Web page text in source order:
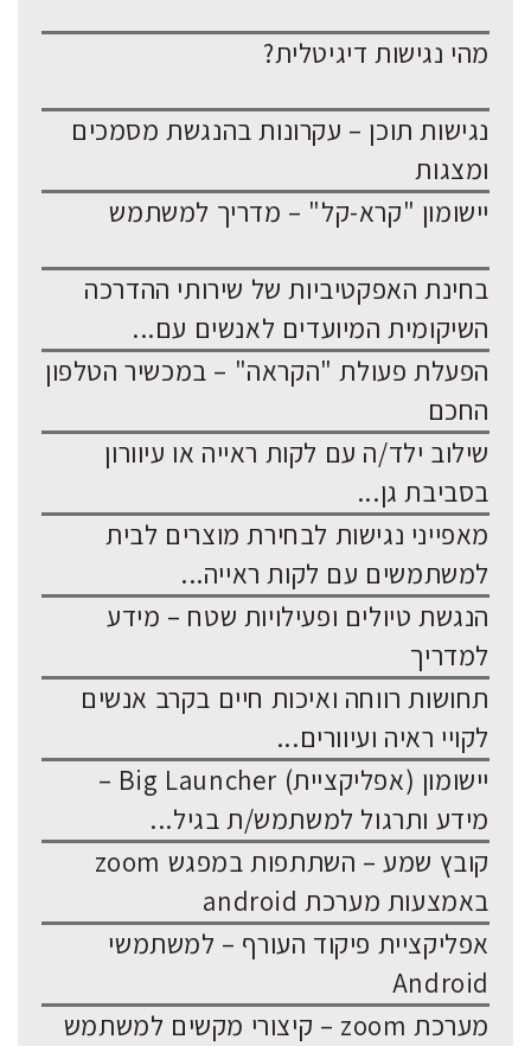
מהי נגישות דיגיטלית?
נגישות תוכן – עקרונות בהנגשת מסמכים
ומצגות
יישומון "קרא-קל" – מדריך למשתמש
בחינת האפקטיביות של שירותי ההדרכה
השיקומית המיועדים לאנשים עם...
הפעלת פעולת "הקראה" – במכשיר הטלפון
החכם
שילוב ילד/ה עם לקות ראייה או עיוורון
בסביבת גן...
מאפייני נגישות לבחירת מוצרים לבית
למשתמשים עם לקות ראייה...
הנגשת טיולים ופעילויות שטח – מידע
למדריך
תחושות רווחה ואיכות חיים בקרב אנשים
לקויי ראיה ועיוורים...
יישומון (אפליקציית) Big Launcher –
מידע ותרגול למשתמש/ת בגיל...
קובץ שמע – השתתפות במפגש zoom
באמצעות מערכת android
אפליקציית פיקוד העורף – למשתמשי
Android
מערכת zoom – קיצורי מקשים למשתמש